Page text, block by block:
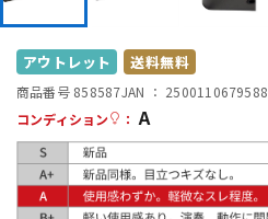
配信/ライブ機器
アウトレット 送料無料
商品番号 858587JAN ： 2500110679588
コンディション
： A